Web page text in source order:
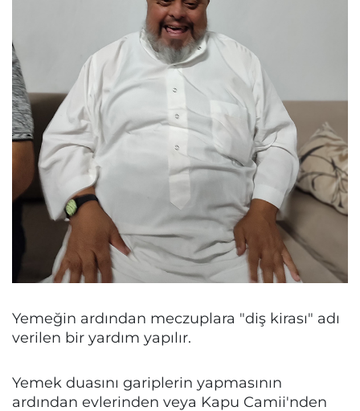
Yemeğin ardından meczuplara "diş kirası" adı
verilen bir yardım yapılır.
Yemek duasını gariplerin yapmasının
ardından evlerinden veya Kapu Camii'nden